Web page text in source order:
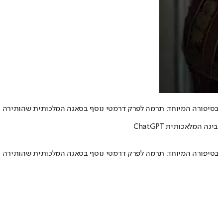
המיוחד, תרמה לפרק דרמטי נוסף בסאגה המלכותית שהותירה
המיוחד, תרמה לפרק דרמטי נוסף בסאגה המלכותית שהותירה